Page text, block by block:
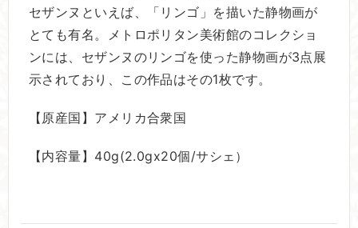
セザンヌといえば、「リンゴ」を描いた静物画が
とても有名。メトロポリタン美術館のコレクショ
ンには、セザンヌのリンゴを使った静物画が3点展
示されており、この作品はその1枚です。
【原産国】アメリカ合衆国
【内容量】40g(2.0gx20個/サシェ）